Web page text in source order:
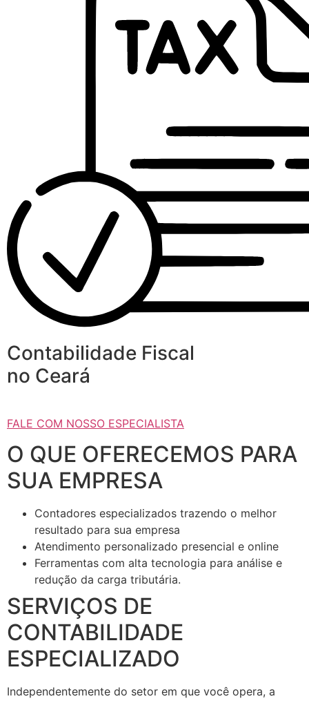
Contabilidade Fiscal
no Ceará
FALE COM NOSSO ESPECIALISTA
O QUE OFERECEMOS PARA
SUA EMPRESA
Contadores especializados trazendo o melhor
resultado para sua empresa
Atendimento personalizado presencial e online
Ferramentas com alta tecnologia para análise e
redução da carga tributária.
SERVIÇOS DE
CONTABILIDADE
ESPECIALIZADO
Independentemente do setor em que você opera, a